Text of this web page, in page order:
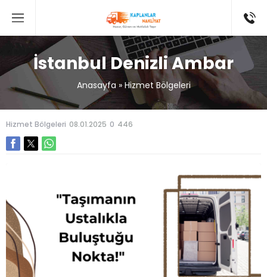
İstanbul Denizli Ambar
Anasayfa » Hizmet Bölgeleri
Hizmet Bölgeleri 08.01.2025 0 446